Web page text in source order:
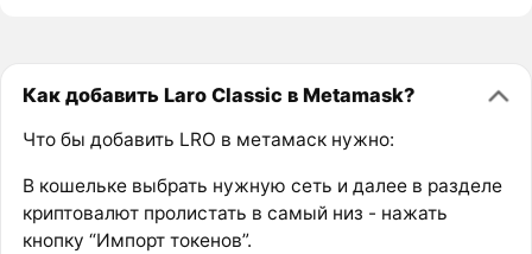
Как добавить Laro Classic в Metamask?
Что бы добавить LRO в метамаск нужно:
В кошельке выбрать нужную сеть и далее в разделе
криптовалют пролистать в самый низ - нажать
кнопку “Импорт токенов”.